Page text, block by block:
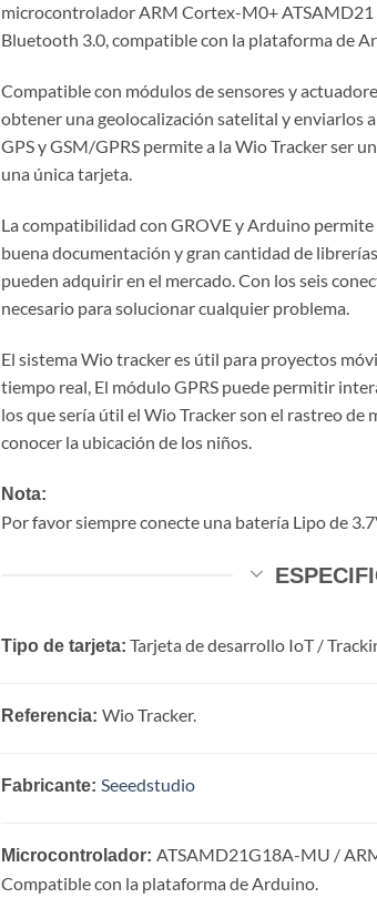
microcontrolador ARM Cortex-M0+ ATSAMD21
Bluetooth 3.0, compatible con la plataforma de
Compatible con módulos de sensores y
obtener una geolocalización satelital y enviarlos
GPS y GSM/GPRS permite a la Wio Tracker ser
una única tarjeta.
La compatibilidad con GROVE y Arduino
buena documentación y gran cantidad de
pueden adquirir en el mercado. Con los seis
necesario para solucionar cualquier problema.
El sistema Wio tracker es útil para proyectos
tiempo real, El módulo GPRS puede permitir
los que sería útil el Wio Tracker son el rastreo de
conocer la ubicación de los niños.
Nota:
Por favor siempre conecte una batería Lipo de
Tipo de tarjeta: Tarjeta de desarrollo IoT /
Referencia: Wio Tracker.
Fabricante: Seeedstudio
Microcontrolador: ATSAMD21G18A-MU /
Compatible con la plataforma de Arduino.